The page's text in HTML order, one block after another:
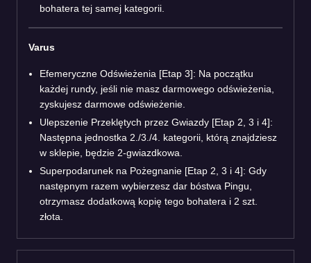
bohatera tej samej kategorii.
Varus
Efemeryczne Odświeżenia [Etap 3]: Na początku
każdej rundy, jeśli nie masz darmowego odświeżenia,
zyskujesz darmowe odświeżenie.
Ulepszenie Przeklętych przez Gwiazdy [Etap 2, 3 i 4]:
Następna jednostka 2./3./4. kategorii, którą znajdziesz
w sklepie, będzie 2-gwiazdkowa.
Superpodarunek na Pożegnanie [Etap 2, 3 i 4]: Gdy
następnym razem wybierzesz dar bóstwa Pingu,
otrzymasz dodatkową kopię tego bohatera i 2 szt.
złota.